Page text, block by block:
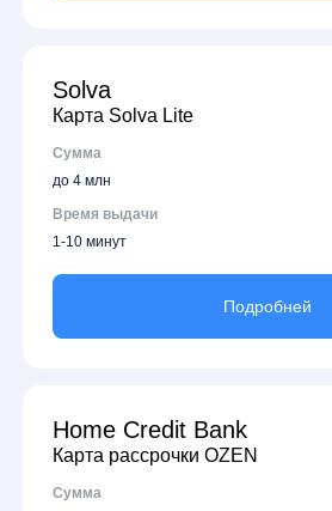
Solva
Карта Solva Lite
Сумма
до 4 млн
Время выдачи
1-10 минут
Подробней
Home Credit Bank
Карта рассрочки OZEN
Сумма